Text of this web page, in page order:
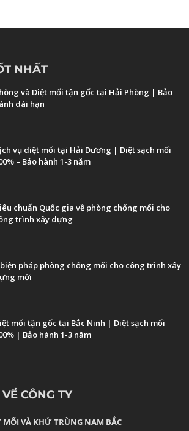
NHẤT
và Diệt mối tận gốc tại Hải Phòng | Bảo
dài hạn
vụ diệt mối tại Hải Dương | Diệt sạch mối
– Bảo hành 1-3 năm
chuẩn Quốc gia về phòng chống mối cho
trình xây dựng
pháp phòng chống mối cho công trình xây
mới
mối tận gốc tại Bắc Ninh | Diệt sạch mối
| Bảo hành 1-3 năm
CÔNG TY
MỐI VÀ KHỬ TRÙNG NAM BẮC